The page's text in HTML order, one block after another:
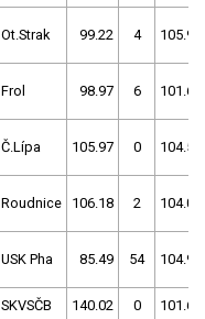
Ot.Strak 99.22 4 105.99
Frol 98.97 6 101.61
Č.Lípa 105.97 0 104.51
Roudnice 106.18 2 104.07
USK Pha 85.49 54 104.96
SKVSČB 140.02 0 101.65